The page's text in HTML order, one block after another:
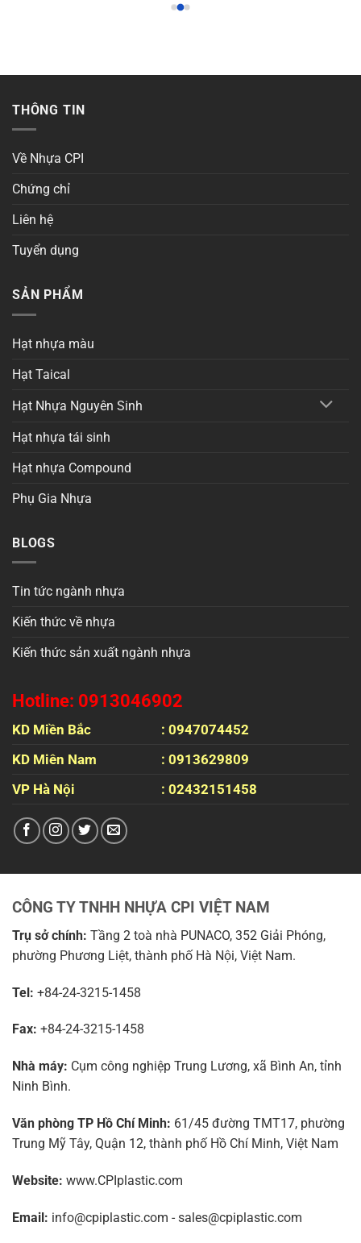
THÔNG TIN
Về Nhựa CPI
Chứng chỉ
Liên hệ
Tuyển dụng
SẢN PHẨM
Hạt nhựa màu
Hạt Taical
Hạt Nhựa Nguyên Sinh
Hạt nhựa tái sinh
Hạt nhựa Compound
Phụ Gia Nhựa
BLOGS
Tin tức ngành nhựa
Kiến thức về nhựa
Kiến thức sản xuất ngành nhựa
Hotline: 0913046902
KD Miền Bắc
: 0947074452
KD Miên Nam
: 0913629809
VP Hà Nội
: 02432151458
CÔNG TY TNHH NHỰA CPI VIỆT NAM
Trụ sở chính: Tầng 2 toà nhà PUNACO, 352 Giải Phóng,
phường Phương Liệt, thành phố Hà Nội, Việt Nam.
Tel: +84-24-3215-1458
Fax: +84-24-3215-1458
Nhà máy: Cụm công nghiệp Trung Lương, xã Bình An, tỉnh
Ninh Bình.
Văn phòng TP Hồ Chí Minh: 61/45 đường TMT17, phường
Trung Mỹ Tây, Quận 12, thành phố Hồ Chí Minh, Việt Nam
Website: www.CPIplastic.com
Email: info@cpiplastic.com - sales@cpiplastic.com